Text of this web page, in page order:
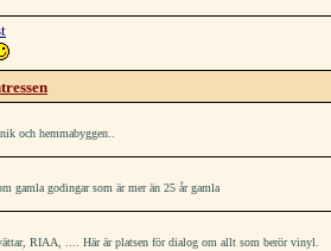
och hemmabyggen..
gamla godingar som är mer än 25 år gamla
RIAA, .... Här är platsen för dialog om allt som berör vinyl.